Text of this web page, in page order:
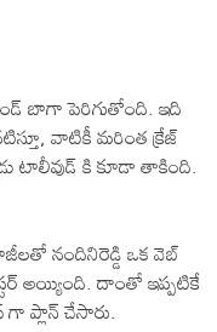
బాగా పెరిగుతోంది. ఇది
వాటికీ మరింత క్రేజ్
టాలీవుడ్ కి కూడా తాకింది.
నందినిరెడ్డి ఒక వెబ్
అయ్యింది. దాంతో ఇప్పటికే
గా ప్లాన్ చేసారు.